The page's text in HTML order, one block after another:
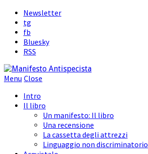
Newsletter
tg
fb
Bluesky
RSS
Menu Close
Intro
Il libro
Un manifesto: Il libro
Una recensione
La cassetta degli attrezzi
Linguaggio non discriminatorio